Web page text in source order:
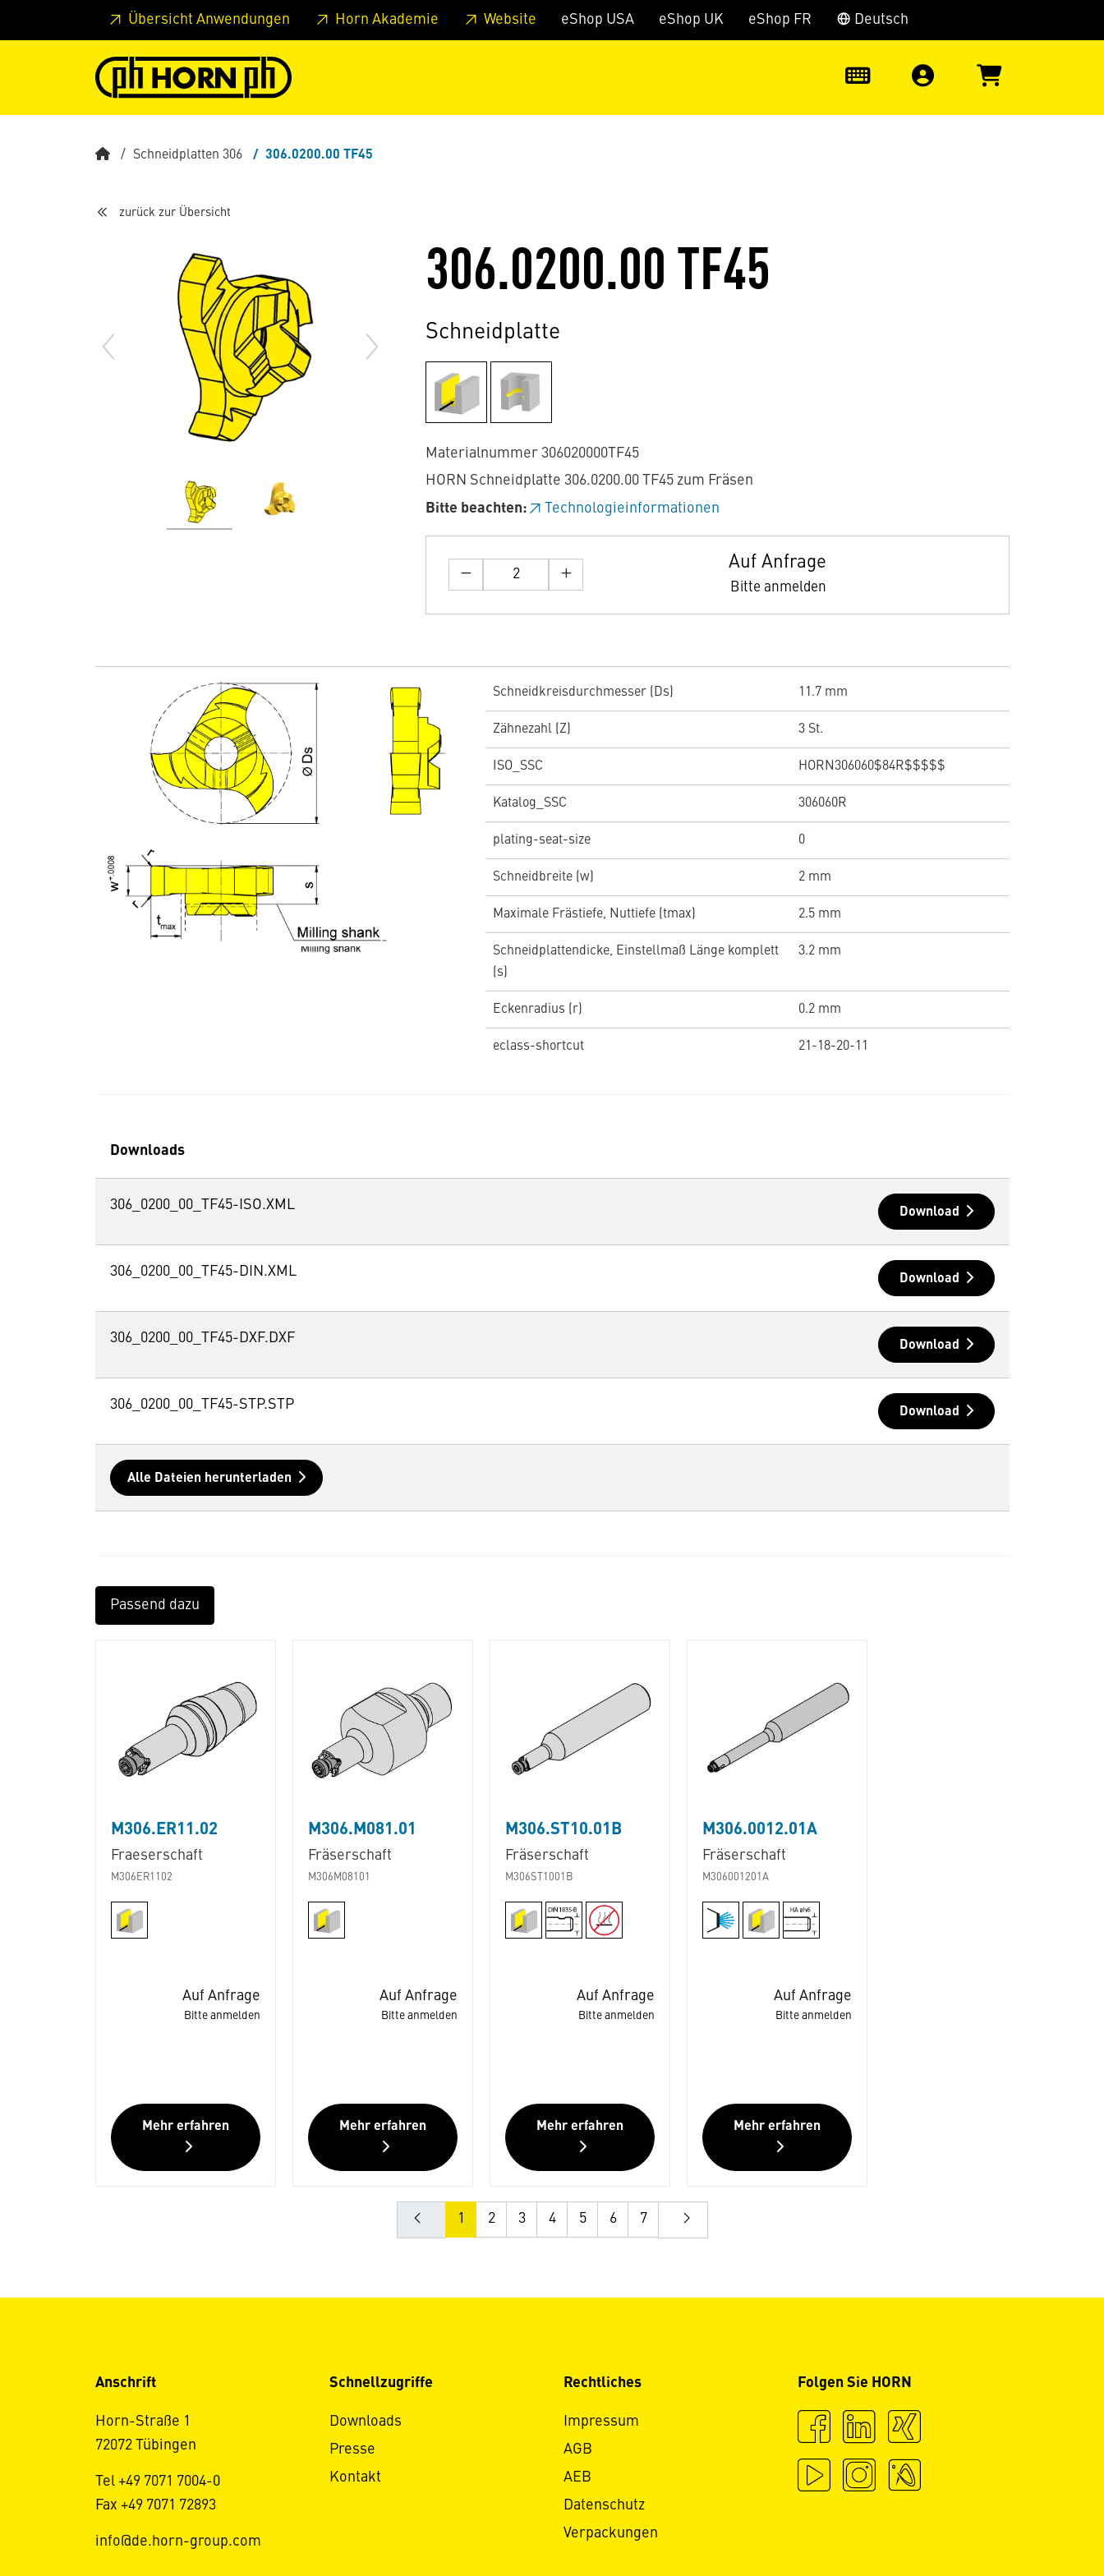
Springe zu Hauptinhalt Springe zum Header Springe zum Footer Springe zum Hauptmenu Springe zur Suche
Übersicht Anwendungen Horn Akademie Website eShop USA eShop UK eShop FR Deutsch
Schneidplatten 306 306.0200.00 TF45
zurück zur Übersicht
306.0200.00 TF45
Schneidplatte
Materialnummer 306020000TF45
HORN Schneidplatte 306.0200.00 TF45 zum Fräsen
Bitte beachten:
Technologieinformationen
Auf Anfrage
Bitte anmelden
Schneidkreisdurchmesser (Ds) 11.7 mm
Zähnezahl (Z) 3 St.
ISO_SSC HORN306060$84R$$$$$
Katalog_SSC 306060R
plating-seat-size 0
Schneidbreite (w) 2 mm
Maximale Frästiefe, Nuttiefe (tmax) 2.5 mm
Schneidplattendicke, Einstellmaß Länge komplett
(s)
3.2 mm
Eckenradius (r) 0.2 mm
eclass-shortcut 21-18-20-11
Downloads
306_0200_00_TF45-ISO.XML Download
306_0200_00_TF45-DIN.XML Download
306_0200_00_TF45-DXF.DXF Download
306_0200_00_TF45-STP.STP Download
Alle Dateien herunterladen
Passend dazu
M306.ER11.02
Fraeserschaft
M306ER1102
Auf Anfrage
Bitte anmelden
Mehr erfahren
M306.M081.01
Fräserschaft
M306M08101
Auf Anfrage
Bitte anmelden
Mehr erfahren
M306.ST10.01B
Fräserschaft
M306ST1001B
Auf Anfrage
Bitte anmelden
Mehr erfahren
M306.0012.01A
Fräserschaft
M306001201A
Auf Anfrage
Bitte anmelden
Mehr erfahren
1 2 3 4 5 6 7
Anschrift
Horn-Straße 1
72072 Tübingen
Tel +49 7071 7004-0
Fax +49 7071 72893
info@de.horn-group.com
Schnellzugriffe
Downloads
Presse
Kontakt
Rechtliches
Impressum
AGB
AEB
Datenschutz
Verpackungen
Folgen Sie HORN